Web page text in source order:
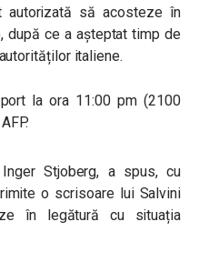
să acosteze în
după ce a așteptat timp de
italiene.
la ora 11:00 pm (2100
Stjoberg, a spus, cu
o scrisoare lui Salvini
în legătură cu situația